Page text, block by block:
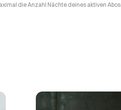
die Anzahl Nächte deines aktiven Abos